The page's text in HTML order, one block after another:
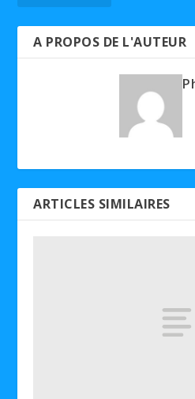
A PROPOS DE L'AUTEUR
ARTICLES SIMILAIRES